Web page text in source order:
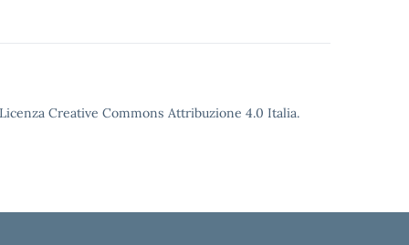
Creative Commons Attribuzione 4.0 Italia.